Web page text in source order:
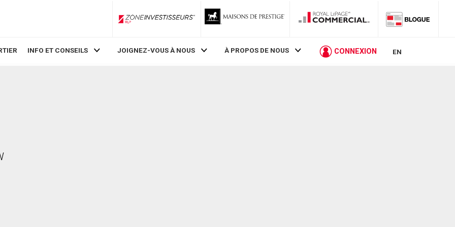
ZoneInvestisseurs RLP
INFO ET CONSEILS JOIGNEZ-VOUS À NOUS À PROPOS DE NOUS CONNEXION EN